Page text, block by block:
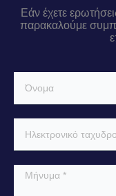
Εάν έχετε
παρακαλούμε